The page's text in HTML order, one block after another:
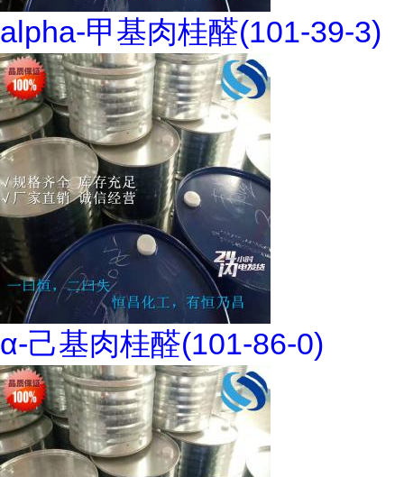
alpha-甲基肉桂醛(101-39-3)
α-己基肉桂醛(101-86-0)